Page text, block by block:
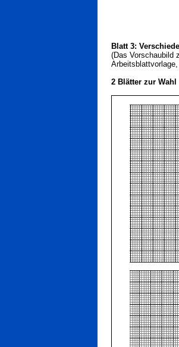
Blatt 3:
(Das Vorschaubild
2 Blätter zur Wahl